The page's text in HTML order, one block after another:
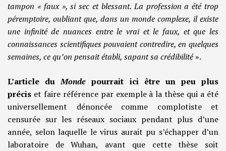
tampon « faux », si sec et blessant. La profession a été trop
péremptoire, oubliant que, dans un monde complexe, il existe
une infinité de nuances entre le vrai et le faux, et que les
connaissances scientifiques pouvaient contredire, en quelques
semaines, ce qu’on pensait établi, sapant sa crédibilité».
L’article duMonde pourrait ici être un peu plus
précis et faire référence par exemple à la thèse qui a été
universellement dénoncée comme complotiste et
censurée sur les réseaux sociaux pendant plus d’une
année, selon laquelle le virus aurait pu s’échapper d’un
laboratoire de Wuhan, avant que cette thèse soit